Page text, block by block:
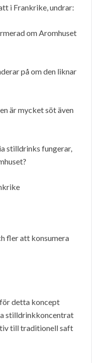
i Frankrike, undrar:
om Aromhuset
på om den liknar
är mycket söt även
stilldrinks fungerar,
fler att konsumera
detta koncept
stilldrinkkoncentrat
till traditionell saft